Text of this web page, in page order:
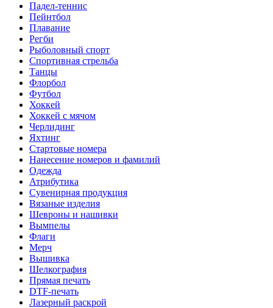
Падел-теннис
Пейнтбол
Плавание
Регби
Рыболовный спорт
Спортивная стрельба
Танцы
Флорбол
Футбол
Хоккей
Хоккей с мячом
Черлидинг
Яхтинг
Стартовые номера
Нанесение номеров и фамилий
Одежда
Атрибутика
Сувенирная продукция
Вязаные изделия
Шевроны и нашивки
Вымпелы
Флаги
Мерч
Вышивка
Шелкография
Прямая печать
DTF-печать
Лазерный раскрой